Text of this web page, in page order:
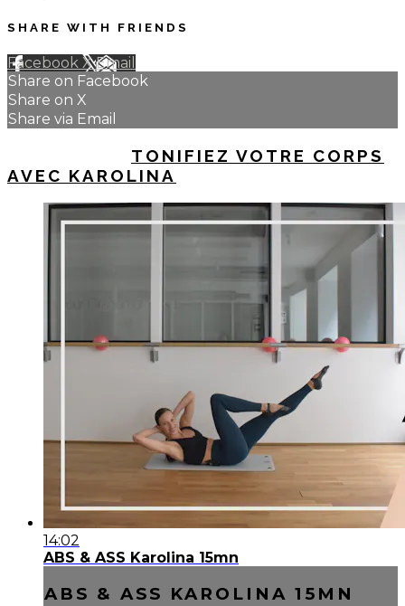
SHARE WITH FRIENDS
Facebook XEmail
Share on Facebook
Share on X
Share via Email
TONIFIEZ VOTRE CORPS
AVEC KAROLINA
14:02
ABS & ASS Karolina 15mn
ABS & ASS KAROLINA 15MN